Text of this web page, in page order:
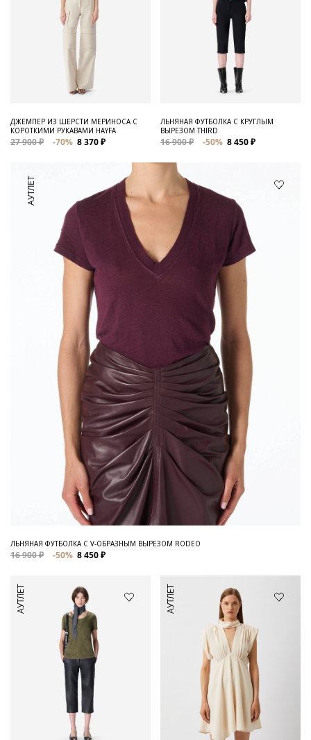
ДЖЕМПЕР ИЗ ШЕРСТИ МЕРИНОСА С
КОРОТКИМИ РУКАВАМИ HAYFA
27 900 ₽ -70% 8 370 ₽
ЛЬНЯНАЯ ФУТБОЛКА С КРУГЛЫМ
ВЫРЕЗОМ THIRD
16 900 ₽ -50% 8 450 ₽
АУТЛЕТ
ЛЬНЯНАЯ ФУТБОЛКА C V-ОБРАЗНЫМ ВЫРЕЗОМ RODEO
16 900 ₽ -50% 8 450 ₽
АУТЛЕТ АУТЛЕТ